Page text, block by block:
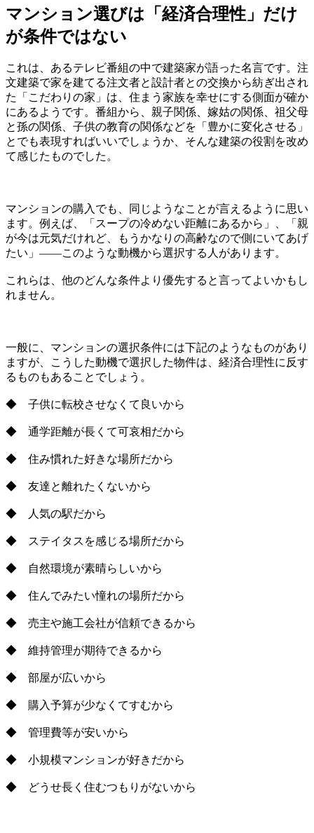
マンション選びは「経済合理性」だけ
が条件ではない
これは、あるテレビ番組の中で建築家が語った名言です。注
文建築で家を建てる注文者と設計者との交換から紡ぎ出され
た「こだわりの家」は、住まう家族を幸せにする側面が確か
にあるようです。番組から、親子関係、嫁姑の関係、祖父母
と孫の関係、子供の教育の関係などを「豊かに変化させる」
とでも表現すればいいでしょうか、そんな建築の役割を改め
て感じたものでした。
マンションの購入でも、同じようなことが言えるように思い
ます。例えば、「スープの冷めない距離にあるから」、「親
が今は元気だけれど、もうかなりの高齢なので側にいてあげ
たい」――このような動機から選択する人があります。
これらは、他のどんな条件より優先すると言ってよいかもし
れません。
一般に、マンションの選択条件には下記のようなものがあり
ますが、こうした動機で選択した物件は、経済合理性に反す
るものもあることでしょう。
◆ 子供に転校させなくて良いから
◆ 通学距離が長くて可哀相だから
◆ 住み慣れた好きな場所だから
◆ 友達と離れたくないから
◆ 人気の駅だから
◆ ステイタスを感じる場所だから
◆ 自然環境が素晴らしいから
◆ 住んでみたい憧れの場所だから
◆ 売主や施工会社が信頼できるから
◆ 維持管理が期待できるから
◆ 部屋が広いから
◆ 購入予算が少なくてすむから
◆ 管理費等が安いから
◆ 小規模マンションが好きだから
◆ どうせ長く住むつもりがないから